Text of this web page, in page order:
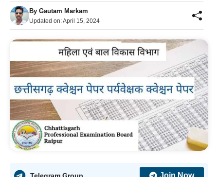
By Gautam Markam
Updated on:April 15, 2024
Telegram Group